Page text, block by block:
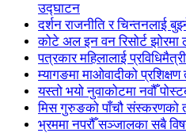
उद्घाटन
दर्शन राजनीति र चिन्तनलाई
कोटे अल इन वन रिसोर्ट झोरमा
पत्रकार महिलालाई
म्यागङमा माओवादीको
यस्तो भयो नुवाकोटमा नवौँ
मिस गुरुङको पाँचौ संस्करणको
भ्रममा नपरौँ सञ्जालका सबै